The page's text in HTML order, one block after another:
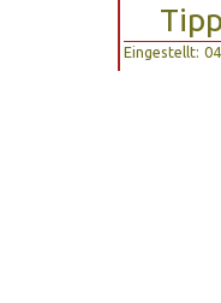
Eingestellt: